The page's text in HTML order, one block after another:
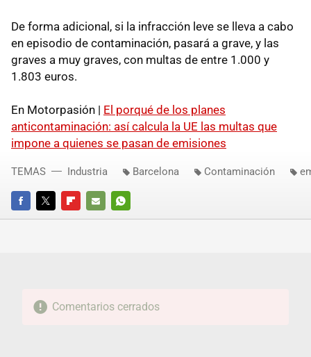
De forma adicional, si la infracción leve se lleva a cabo
en episodio de contaminación, pasará a grave, y las
graves a muy graves, con multas de entre 1.000 y
1.803 euros.
En Motorpasión | El porqué de los planes
anticontaminación: así calcula la UE las multas que
impone a quienes se pasan de emisiones
FACEBOOKTWITTERFLIPBOARD
E-
WHATSAPP
TEMAS Industria Barcelona Contaminación
Comentarios cerrados